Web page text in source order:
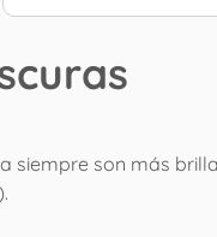
siempre son más